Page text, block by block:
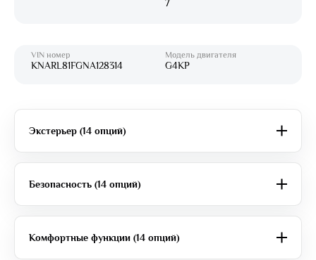
7
VIN номер
KNARL81FGNA128314
Модель двигателя
G4KP
Экстерьер (14 опций)
Безопасность (14 опций)
Комфортные функции (14 опций)